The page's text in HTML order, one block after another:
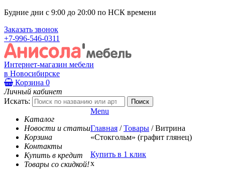
Будние дни с 9:00 до 20:00 по НСК времени
Заказать звонок
+7-996-546-0311
Интернет-магазин мебели
в Новосибирске
Корзина 0
Личный кабинет
Искать:
Каталог
Новости и статьи
Корзина
Контакты
Купить в кредит
Товары со скидкой!
Menu
Главная / Товары / Витрина
«Стокгольм» (графит глянец)
Купить в 1 клик
x